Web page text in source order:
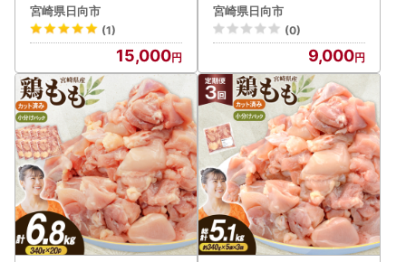
・お礼の品発送のため
・お問い合わせ回答、履歴管理、サービス向上のため
・ふるさと納税のカタログ、メールマガジン、資料の送付、
その他サービスの提供のため
宮崎県日向市
(1)
15,000
宮崎県日向市
(0)
9,000